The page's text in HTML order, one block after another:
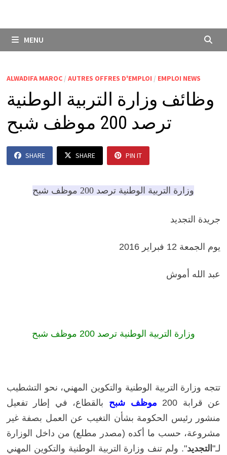
MENU
ALWADIFA MAROC/ AUTRES OFFRES D'EMPLOI / EMPLOI NEWS
وظائف وزارة التربية الوطنية
ترصد 200 موظف شبح
SHARE SHARE PIN IT
وزارة التربية الوطنية ترصد 200 موظف شبح
جريدة التجديد
يوم الجمعة 12 فبراير 2016
عبد الله أموش
وزارة التربية الوطنية ترصد 200 موظف شبح
تتجه وزارة التربية الوطنية والتكوين المهني، نحو التشطيب
عن قرابة 200
موظف شبح بالقطاع، في إطار تفعيل
منشور رئيس الحكومة بشأن التغيب عن العمل بصفة غير
مشروعة، حسب ما أكده (مصدر مطلع) من داخل الوزارة
لـ"التجديد". ولم تنف وزارة التربية الوطنية والتكوين المهني